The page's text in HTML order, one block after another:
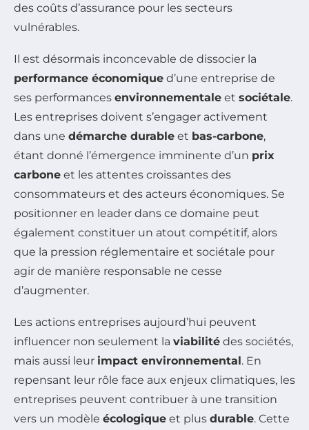
des coûts d’assurance pour les secteurs
vulnérables.
Il est désormais inconcevable de dissocier la
performance économique d’une entreprise de
ses performances environnementale et sociétale.
Les entreprises doivent s’engager activement
dans une démarche durable et bas-carbone,
étant donné l’émergence imminente d’un prix
carbone et les attentes croissantes des
consommateurs et des acteurs économiques. Se
positionner en leader dans ce domaine peut
également constituer un atout compétitif, alors
que la pression réglementaire et sociétale pour
agir de manière responsable ne cesse
d’augmenter.
Les actions entreprises aujourd’hui peuvent
influencer non seulement la viabilité des sociétés,
mais aussi leur impact environnemental. En
repensant leur rôle face aux enjeux climatiques, les
entreprises peuvent contribuer à une transition
vers un modèle écologique et plus durable. Cette